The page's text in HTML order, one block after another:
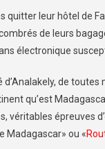
quitter leur hôtel de
de leurs
électronique
de
qu’est
véritables épreuves
Madagascar» ou «